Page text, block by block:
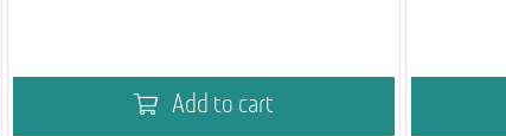
Add to cart